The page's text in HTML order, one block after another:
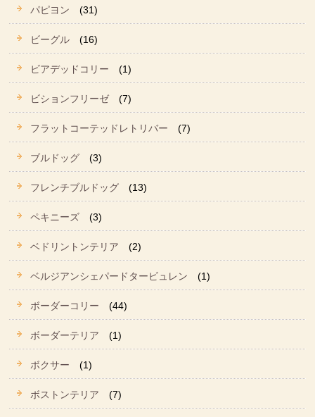
パピヨン (31)
ビーグル (16)
ビアデッドコリー (1)
ビションフリーゼ (7)
フラットコーテッドレトリバー (7)
ブルドッグ (3)
フレンチブルドッグ (13)
ペキニーズ (3)
ベドリントンテリア (2)
ベルジアンシェパードタービュレン (1)
ボーダーコリー (44)
ボーダーテリア (1)
ボクサー (1)
ボストンテリア (7)